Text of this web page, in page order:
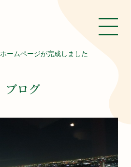
ホームページが完成しました
ブログ